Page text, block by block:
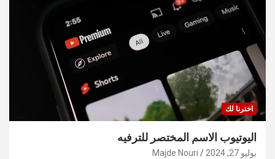
اخترنا لك
اليوتيوب الاسم المختصر للترفيه
يوليو 27, 2024 Majde Nouri